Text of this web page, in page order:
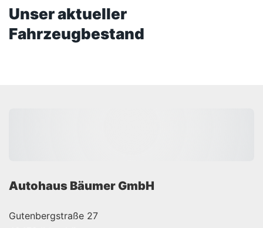
Unser aktueller
Fahrzeugbestand
Autohaus Bäumer GmbH
Gutenbergstraße 27